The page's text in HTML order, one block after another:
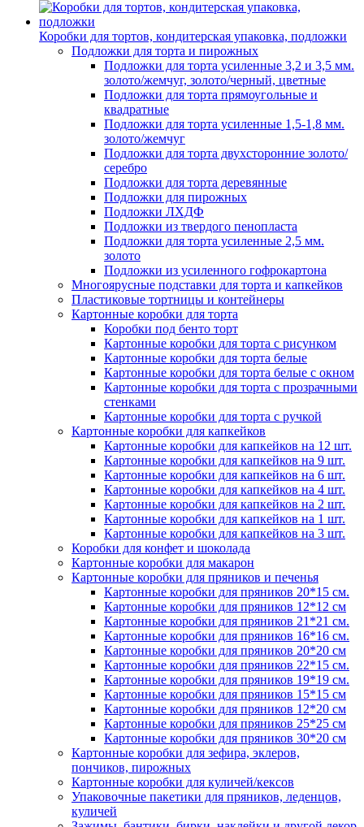
Коробки для тортов, кондитерская упаковка, подложки
Подложки для торта и пирожных
Подложки для торта усиленные 3,2 и 3,5 мм.
золото/жемчуг, золото/черный, цветные
Подложки для торта прямоугольные и
квадратные
Подложки для торта усиленные 1,5-1,8 мм.
золото/жемчуг
Подложки для торта двухсторонние золото/
серебро
Подложки для торта деревянные
Подложки для пирожных
Подложки ЛХДФ
Подложки из твердого пенопласта
Подложки для торта усиленные 2,5 мм.
золото
Подложки из усиленного гофрокартона
Многоярусные подставки для торта и капкейков
Пластиковые тортницы и контейнеры
Картонные коробки для торта
Коробки под бенто торт
Картонные коробки для торта с рисунком
Картонные коробки для торта белые
Картонные коробки для торта белые с окном
Картонные коробки для торта с прозрачными
стенками
Картонные коробки для торта с ручкой
Картонные коробки для капкейков
Картонные коробки для капкейков на 12 шт.
Картонные коробки для капкейков на 9 шт.
Картонные коробки для капкейков на 6 шт.
Картонные коробки для капкейков на 4 шт.
Картонные коробки для капкейков на 2 шт.
Картонные коробки для капкейков на 1 шт.
Картонные коробки для капкейков на 3 шт.
Коробки для конфет и шоколада
Картонные коробки для макарон
Картонные коробки для пряников и печенья
Картонные коробки для пряников 20*15 см.
Картонные коробки для пряников 12*12 см
Картонные коробки для пряников 21*21 см.
Картонные коробки для пряников 16*16 см.
Картонные коробки для пряников 20*20 см
Картонные коробки для пряников 22*15 см.
Картонные коробки для пряников 19*19 см.
Картонные коробки для пряников 15*15 см
Картонные коробки для пряников 12*20 см
Картонные коробки для пряников 25*25 см
Картонные коробки для пряников 30*20 см
Картонные коробки для зефира, эклеров,
пончиков, пирожных
Картонные коробки для куличей/кексов
Упаковочные пакетики для пряников, леденцов,
куличей